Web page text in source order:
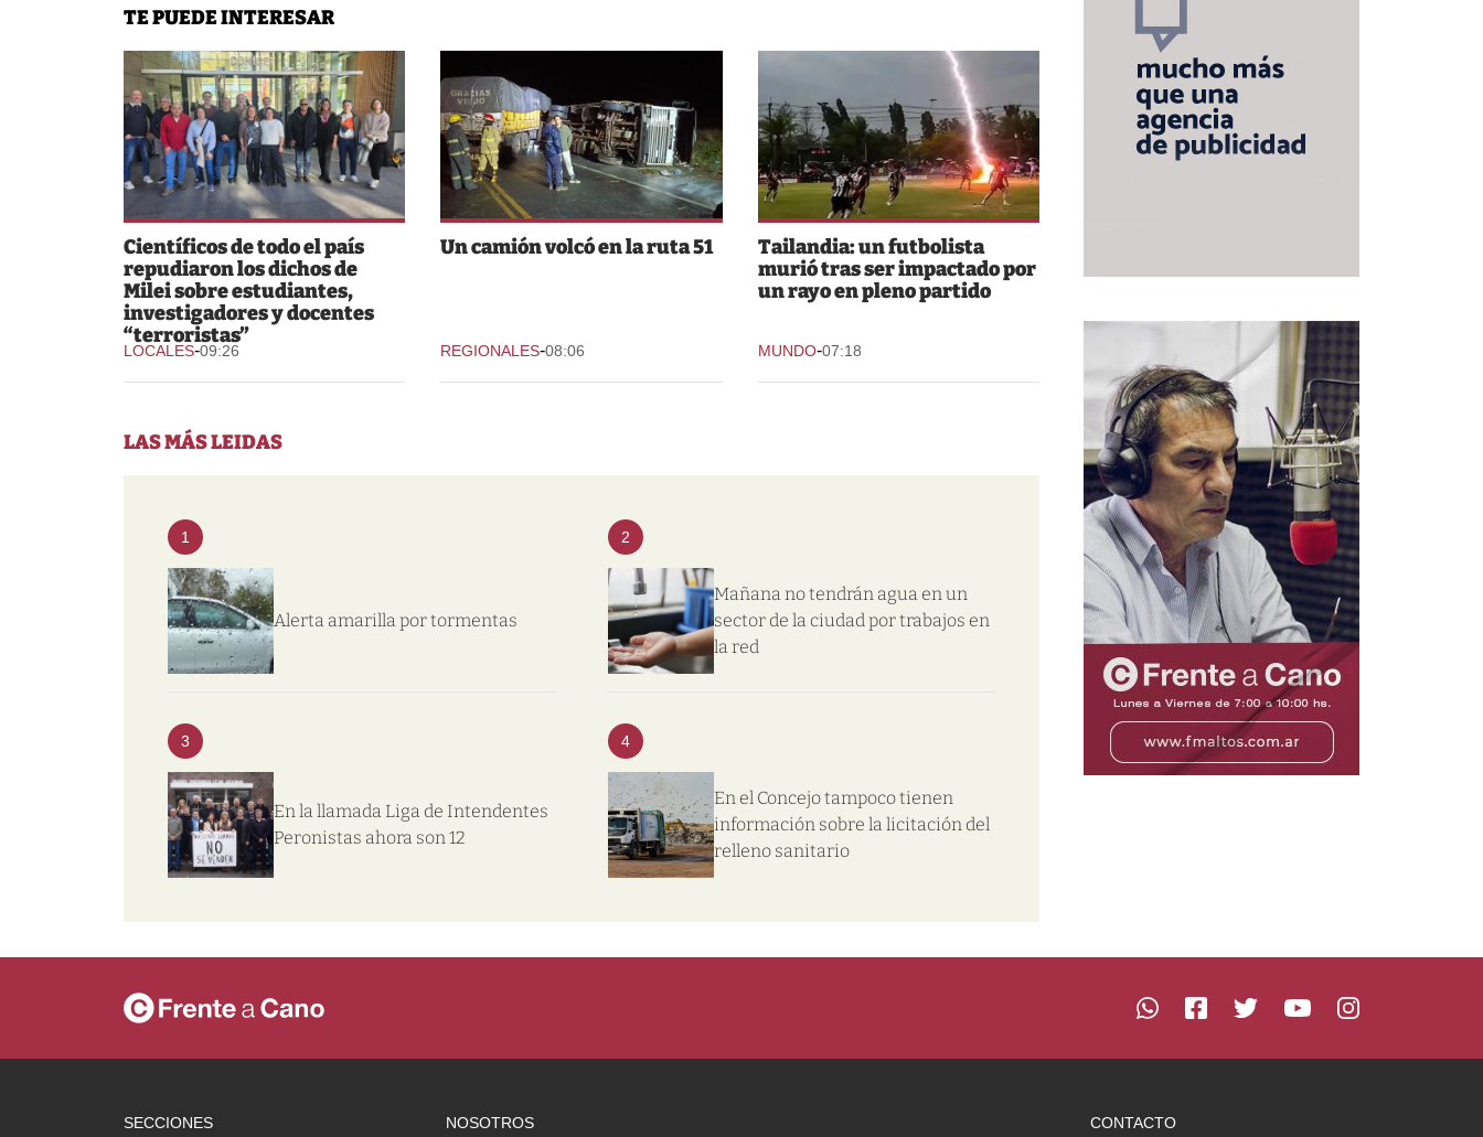
TE PUEDE INTERESAR
Científicos de todo el país
repudiaron los dichos de
Milei sobre estudiantes,
investigadores y docentes
“terroristas”
LOCALES-09:26
Un camión volcó en la ruta 51
REGIONALES-08:06
Tailandia: un futbolista
murió tras ser impactado por
un rayo en pleno partido
MUNDO-07:18
LAS MÁS LEIDAS
1
Alerta amarilla por tormentas
2
Mañana no tendrán agua en un
sector de la ciudad por trabajos en
la red
3
En la llamada Liga de Intendentes
Peronistas ahora son 12
4
En el Concejo tampoco tienen
información sobre la licitación del
relleno sanitario
SECCIONES NOSOTROS CONTACTO